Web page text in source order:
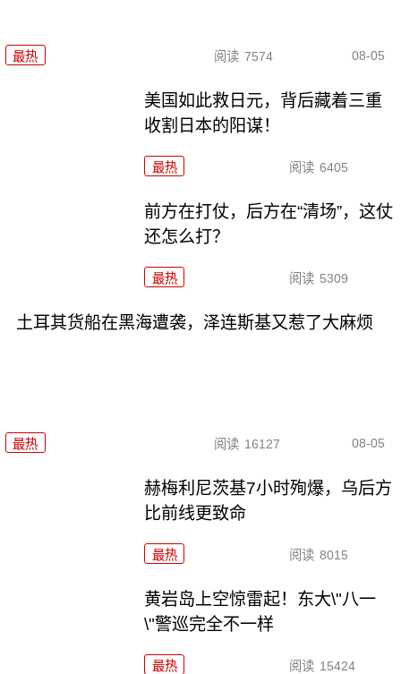
最热 阅读 7574 08-05
美国如此救日元，背后藏着三重
收割日本的阳谋！
最热 阅读 6405
前方在打仗，后方在“清场”，这仗
还怎么打？
最热 阅读 5309
土耳其货船在黑海遭袭，泽连斯基又惹了大麻烦
最热 阅读 16127 08-05
赫梅利尼茨基7小时殉爆，乌后方
比前线更致命
最热 阅读 8015
黄岩岛上空惊雷起！东大\"八一
\"警巡完全不一样
最热 阅读 15424